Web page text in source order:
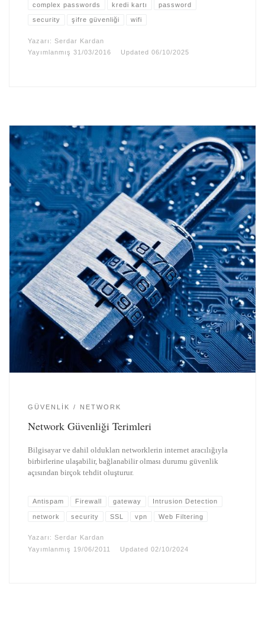
complex passwords kredi kartı password
security şifre güvenliği wifi
Yazarı:Serdar Kardan
Yayımlanmış31/03/2016 Updated06/10/2025
GÜVENLIK NETWORK
Network Güvenliği Terimleri
Bilgisayar ve dahil oldukları networklerin internet aracılığıyla
birbirlerine ulaşabilir, bağlanabilir olması durumu güvenlik
açısından birçok tehdit oluşturur.
Antispam Firewall gateway Intrusion Detection
network security SSL vpn Web Filtering
Yazarı:Serdar Kardan
Yayımlanmış 19/06/2011 Updated02/10/2024